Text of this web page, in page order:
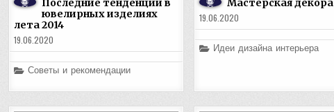
Последние тенденции в
ювелирных изделиях
лета 2014
19.06.2020
Posted
Советы и рекомендации
Мастерская декора
19.06.2020
Posted
in
Идеи дизайна интерьера